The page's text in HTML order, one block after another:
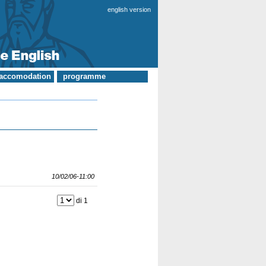
english version
programme
10/02/06-11:00
di 1